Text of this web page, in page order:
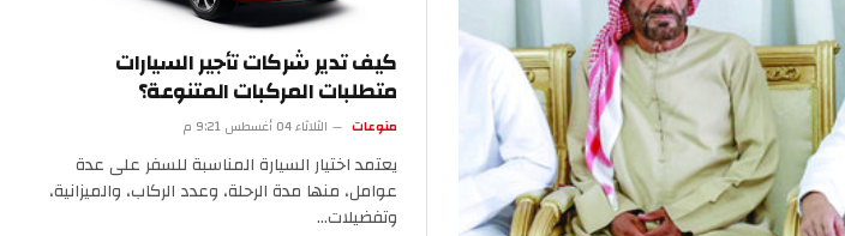
كيف تدير شركات تأجير السيارات
متطلبات المركبات المتنوعة؟
منوعات الثلاثاء 04 أغسطس 9:21 م
يعتمد اختيار السيارة المناسبة للسفر على عدة
عوامل، منها مدة الرحلة، وعدد الركاب، والميزانية،
وتفضيلات…